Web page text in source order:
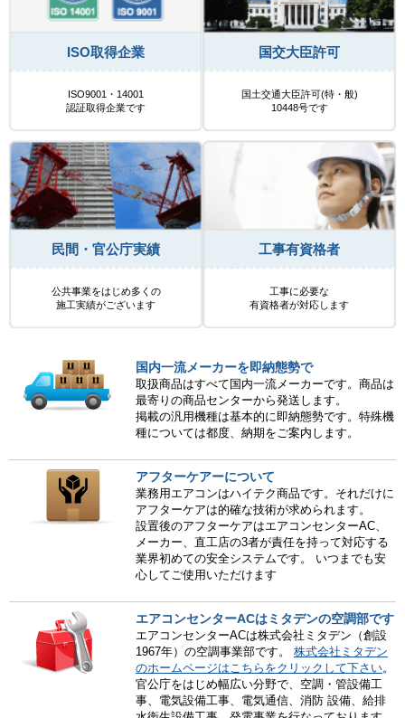
ISO取得企業
ISO9001・14001
認証取得企業です
国交大臣許可
国土交通大臣許可(特・般)
10448号です
民間・官公庁実績
公共事業をはじめ多くの
施工実績がございます
工事有資格者
工事に必要な
有資格者が対応します
国内一流メーカーを即納態勢で
取扱商品はすべて国内一流メーカーです。商品は
最寄りの商品センターから発送します。
掲載の汎用機種は基本的に即納態勢です。特殊機
種については都度、納期をご案内します。
アフターケアーについて
業務用エアコンはハイテク商品です。それだけに
アフターケアは的確な技術が求められます。
設置後のアフターケアはエアコンセンターAC、
メーカー、直工店の3者が責任を持って対応する
業界初めての安全システムです。 いつまでも安
心してご使用いただけます
エアコンセンターACはミタデンの空調部です
エアコンセンターACは株式会社ミタデン（創設
1967年）の空調事業部です。 株式会社ミタデン
のホームページはこちらをクリックして下さい。
官公庁をはじめ幅広い分野で、空調・管設備工
事、電気設備工事、電気通信、消防 設備、給排